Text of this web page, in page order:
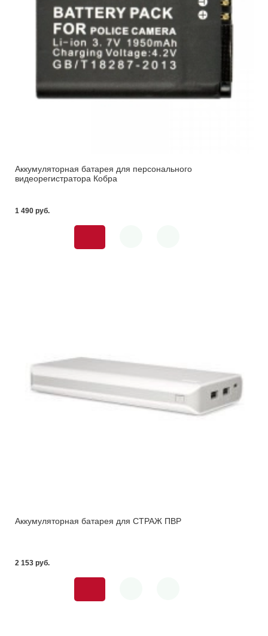
Аккумуляторная батарея для персонального
видеорегистратора Кобра
1 490 pуб.
Аккумуляторная батарея для СТРАЖ ПВР
2 153 pуб.